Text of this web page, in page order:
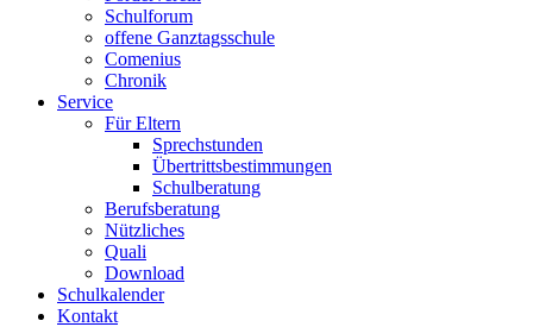
Schulforum
offene Ganztagsschule
Comenius
Chronik
Service
Für Eltern
Sprechstunden
Übertrittsbestimmungen
Schulberatung
Berufsberatung
Nützliches
Quali
Download
Schulkalender
Kontakt